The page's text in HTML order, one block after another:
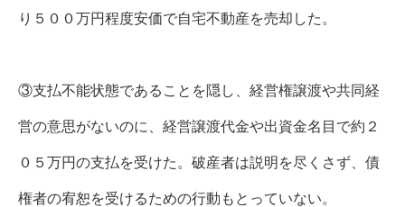
り５００万円程度安価で自宅不動産を売却した。
③支払不能状態であることを隠し、経営権譲渡や共同経
営の意思がないのに、経営譲渡代金や出資金名目で約２
０５万円の支払を受けた。破産者は説明を尽くさず、債
権者の宥恕を受けるための行動もとっていない。